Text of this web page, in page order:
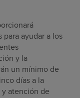
ayudar a los
y la
un mínimo de
días a la
atención de